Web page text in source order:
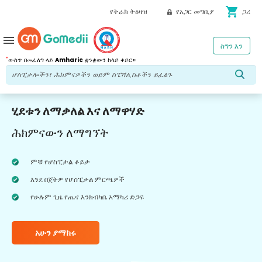
የትራክ ትዕዛዝ የአጋር መግቢያ shopping_cart ጋሪ
*ውስጥ በመፈለግ ላይ Amharic ቋንቋውን ከላይ ቀይር።
ስግን እን
menu
ሂደቱን ለማቃለል እና ለማዋሃድ
ሕክምናውን ለማግኘት
ምቹ የሆስፒታል ቆይታ
እንደ በጀትዎ የሆስፒታል ምርጫዎች
የሁሉም ጊዜ የጤና እንክብካቤ አማካሪ ድጋፍ
አሁን ያማክሩ